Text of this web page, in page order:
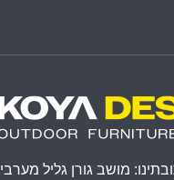
מושב גורן גליל מערבי